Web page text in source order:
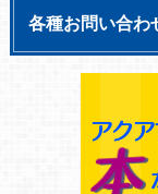
各種お問い合わ